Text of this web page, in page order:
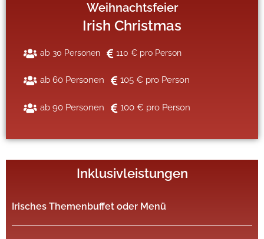
Weihnachtsfeier
Irish Christmas
ab 30 Personen 110 € pro Person
ab 60 Personen 105 € pro Person
ab 90 Personen 100 € pro Person
Inklusivleistungen
Irisches Themenbuffet oder Menü